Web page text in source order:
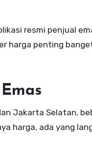
resmi penjual
harga penting
Jakarta Selatan,
harga, ada yang